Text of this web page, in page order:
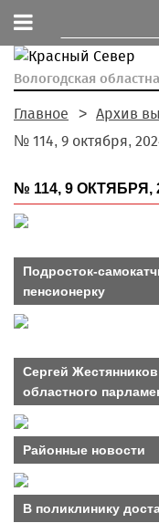
Вологодская
Главное
Архив
№ 114, 9 октября,
№ 114, 9 ОКТЯБРЯ,
Подросток-
пенсионерку
Сергей
областного
Районные новости
В поликлинику